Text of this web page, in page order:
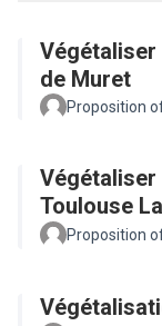
Végétaliser
de Muret
Proposition
Toulouse
Proposition